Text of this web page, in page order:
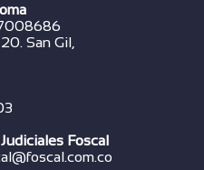
San Gil,
Foscal